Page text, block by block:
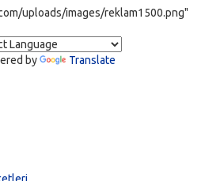
uploads/images/reklam1500.png"
by Translate